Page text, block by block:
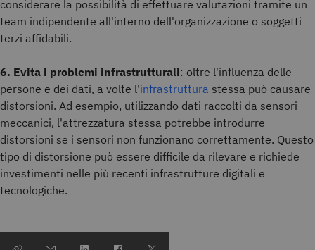
considerare la possibilità di effettuare valutazioni tramite un
team indipendente all'interno dell'organizzazione o soggetti
terzi affidabili.
6. Evita i problemi infrastrutturali: oltre l'influenza delle
persone e dei dati, a volte l'infrastruttura stessa può causare
distorsioni. Ad esempio, utilizzando dati raccolti da sensori
meccanici, l'attrezzatura stessa potrebbe introdurre
distorsioni se i sensori non funzionano correttamente. Questo
tipo di distorsione può essere difficile da rilevare e richiede
investimenti nelle più recenti infrastrutture digitali e
tecnologiche.